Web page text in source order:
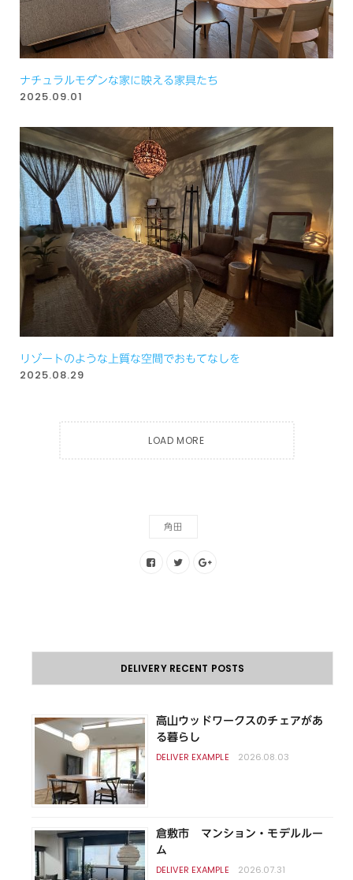
ナチュラルモダンな家に映える家具たち
2025.09.01
リゾートのような上質な空間でおもてなしを
2025.08.29
LOAD MORE
角田
DELIVERY RECENT POSTS
高山ウッドワークスのチェアがあ
る暮らし
2026.08.03
倉敷市 マンション・モデルルー
ム
2026.07.31